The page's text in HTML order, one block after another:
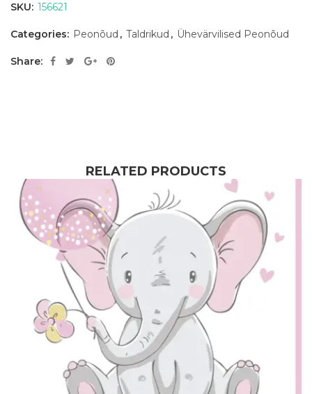
SKU: 156621
Categories: Peonõud , Taldrikud , Ühevärvilised Peonõud
Share:
RELATED PRODUCTS